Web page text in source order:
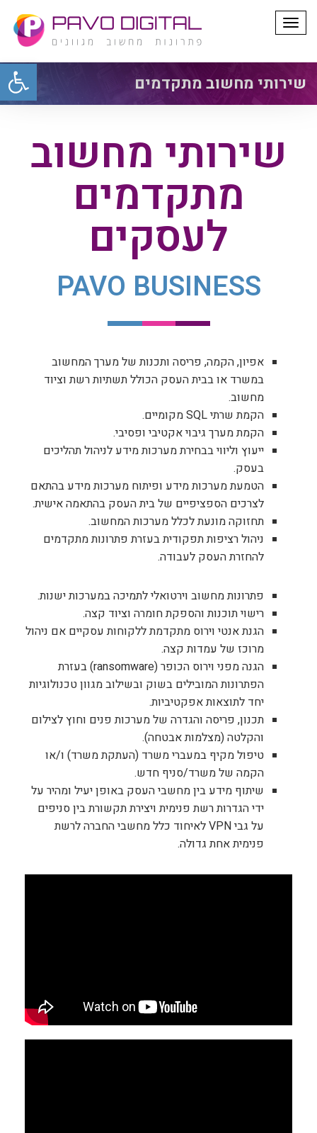
פתח
תפריט
שירותי מחשוב מתקדמים
שירותי מחשוב
מתקדמים
לעסקים
PAVO BUSINESS
אפיון, הקמה, פריסה ותכנות של מערך המחשוב
במשרד או בבית העסק הכולל תשתיות רשת וציוד
מחשוב.
הקמת שרתי SQL מקומיים.
הקמת מערך גיבוי אקטיבי ופסיבי.
ייעוץ וליווי בבחירת מערכות מידע לניהול תהליכים
בעסק.
הטמעת מערכות מידע ופיתוח מערכות מידע בהתאם
לצרכים הספציפיים של בית העסק בהתאמה אישית.
תחזוקה מונעת לכלל מערכות המחשוב.
ניהול רציפות תפקודית בעזרת פתרונות מתקדמים
להחזרת העסק לעבודה.
פתרונות מחשוב וירטואלי לתמיכה במערכות ישנות.
רישוי תוכנות והספקת חומרה וציוד קצה.
הגנת אנטי וירוס מתקדמת ללקוחות עסקיים אם ניהול
מרוכז של עמדות קצה.
הגנה מפני וירוס הכופר (ransomware) בעזרת
הפתרונות המובילים בשוק ובשילוב מגוון טכנולוגיות
יחד לתוצאות אפקטיביות.
תכנון, פריסה והגדרה של מערכות פנים וחוץ לצילום
והקלטה (מצלמות אבטחה).
טיפול מקיף במעברי משרד (העתקת משרד) ו/או
הקמה של משרד/סניף חדש.
שיתוף מידע בין מחשבי העסק באופן יעיל ומהיר על
ידי הגדרות רשת פנימית ויצירת תקשורת בין סניפים
על גבי VPN לאיחוד כלל מחשבי החברה לרשת
פנימית אחת גדולה.